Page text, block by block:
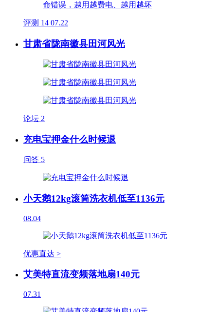
评测 14 07.22
甘肃省陇南徽县田河风光
论坛 2
充电宝押金什么时候退
问答 5
小天鹅12kg滚筒洗衣机低至1136元
08.04
优惠直达 >
艾美特直流变频落地扇140元
07.31